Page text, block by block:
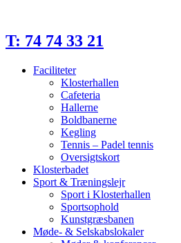
indhold
T: 74 74 33 21
Faciliteter
Klosterhallen
Cafeteria
Hallerne
Boldbanerne
Kegling
Tennis – Padel tennis
Oversigtskort
Klosterbadet
Sport & Træningslejr
Sport i Klosterhallen
Sportsophold
Kunstgræsbanen
Møde- & Selskabslokaler